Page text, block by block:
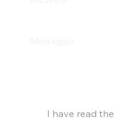
I have read the